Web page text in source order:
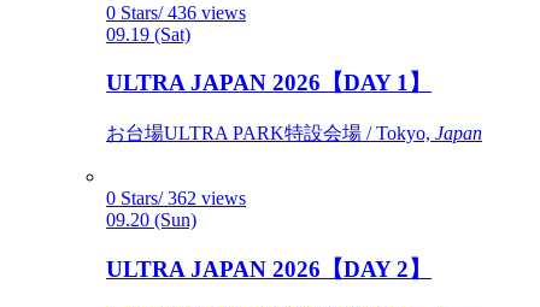
0 Stars/ 436 views
09.19 (Sat)
ULTRA JAPAN 2026【DAY 1】
お台場ULTRA PARK特設会場 / Tokyo, Japan
0 Stars/ 362 views
09.20 (Sun)
ULTRA JAPAN 2026【DAY 2】